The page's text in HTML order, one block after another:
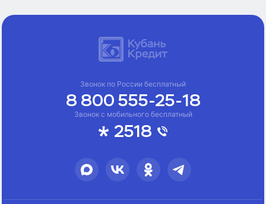
Звонок с мобильного бесплатный
2518
Звонок по России бесплатный
8 800 555-25-18